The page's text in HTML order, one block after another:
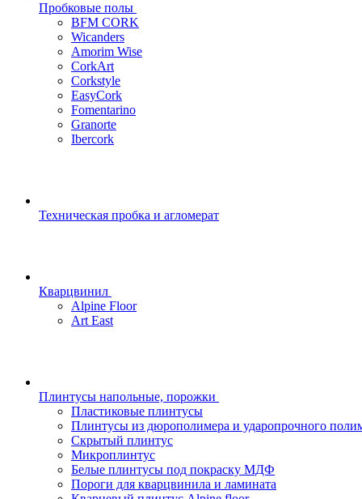
Пробковые полы
BFM CORK
Wicanders
Amorim Wise
CorkArt
Corkstyle
EasyCork
Fomentarino
Granorte
Ibercork
Техническая пробка и агломерат
Кварцвинил
Alpine Floor
Art East
Плинтусы напольные, порожки
Пластиковые плинтусы
Плинтусы из дюрополимера и ударопрочного
Скрытый плинтус
Микроплинтус
Белые плинтусы под покраску МДФ
Пороги для кварцвинила и ламината